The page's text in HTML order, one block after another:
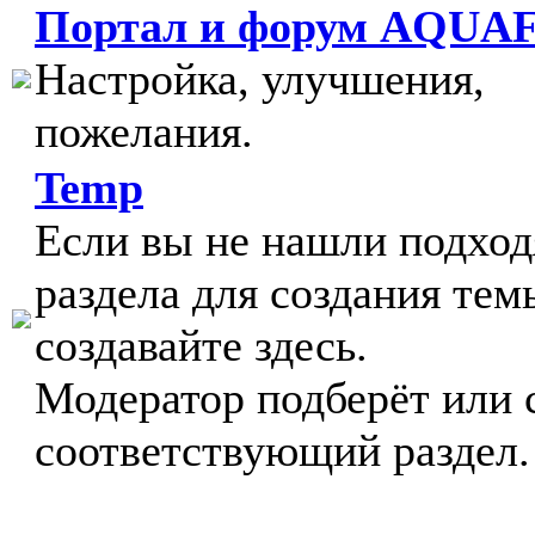
Портал и форум
Настройка, улучшения,
пожелания.
Temp
Если вы не нашли
раздела для создания
создавайте здесь.
Модератор подберёт или
соответствующий раздел.